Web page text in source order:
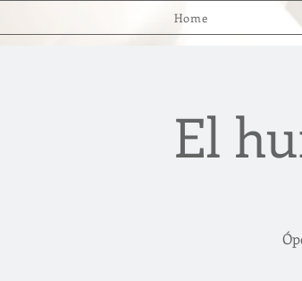
Home
El